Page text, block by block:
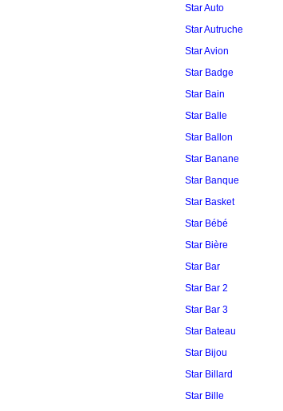
Star Auto
Star Autruche
Star Avion
Star Badge
Star Bain
Star Balle
Star Ballon
Star Banane
Star Banque
Star Basket
Star Bébé
Star Bière
Star Bar
Star Bar 2
Star Bar 3
Star Bateau
Star Bijou
Star Billard
Star Bille